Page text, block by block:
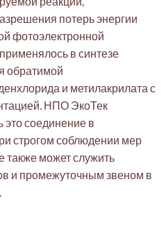
потерь энергии
фотоэлектронной
в синтезе
обратимой
и метилакрилата с
НПО ЭкоТек
это соединение в
строгом соблюдении мер
также может служить
и промежуточным звеном в